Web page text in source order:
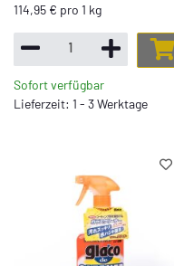
114,95 € pro 1 kg
Sofort verfügbar
Lieferzeit: 1 - 3 Werktage